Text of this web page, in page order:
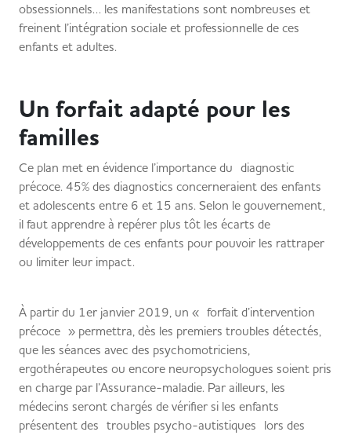
obsessionnels… les manifestations sont nombreuses et
freinent l’intégration sociale et professionnelle de ces
enfants et adultes.
Un forfait adapté pour les
familles
Ce plan met en évidence l’importance du diagnostic
précoce. 45% des diagnostics concerneraient des enfants
et adolescents entre 6 et 15 ans. Selon le gouvernement,
il faut apprendre à repérer plus tôt les écarts de
développements de ces enfants pour pouvoir les rattraper
ou limiter leur impact.
À partir du 1er janvier 2019, un « forfait d’intervention
précoce » permettra, dès les premiers troubles détectés,
que les séances avec des psychomotriciens,
ergothérapeutes ou encore neuropsychologues soient pris
en charge par l’Assurance-maladie. Par ailleurs, les
médecins seront chargés de vérifier si les enfants
présentent des troubles psycho-autistiques lors des